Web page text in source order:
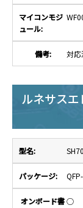
対応
ルネサス
○